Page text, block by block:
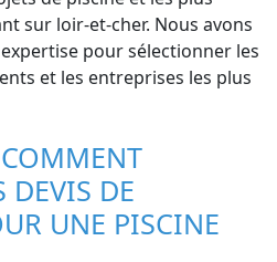
sur loir-et-cher. Nous avons
pour sélectionner les
et les entreprises les plus
DEVIS DE
UNE PISCINE